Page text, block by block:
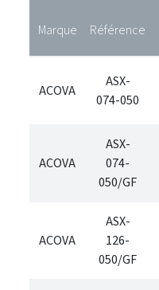
Marque Référence
ACOVA
ASX-
074-050
ACOVA
ASX-
074-
050/GF
ACOVA
ASX-
126-
050/GF